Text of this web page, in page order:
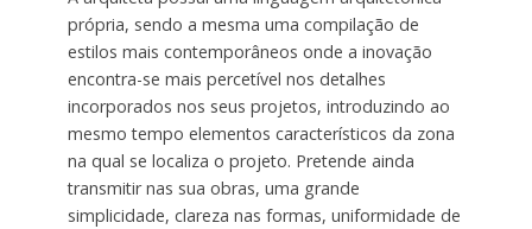
própria, sendo a mesma uma compilação de
estilos mais contemporâneos onde a inovação
encontra-se mais percetível nos detalhes
incorporados nos seus projetos, introduzindo ao
mesmo tempo elementos característicos da zona
na qual se localiza o projeto. Pretende ainda
transmitir nas sua obras, uma grande
simplicidade, clareza nas formas, uniformidade de